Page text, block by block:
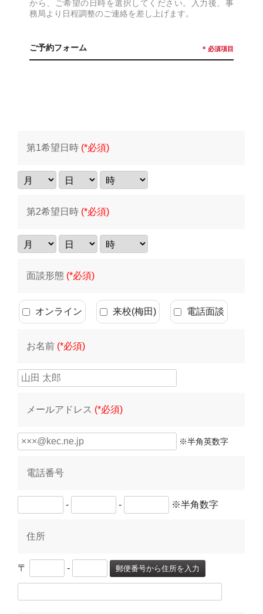
から、ご希望の日時を選択してください。入力後、事
務局より日程調整のご連絡を差し上げます。
ご予約フォーム * 必須項目
第1希望日時 (*必須)
第2希望日時 (*必須)
面談形態 (*必須)
オンライン 来校(梅田) 電話面談
お名前 (*必須)
メールアドレス (*必須)
※半角英数字
電話番号
- - ※半角数字
住所
〒 - 郵便番号から住所を入力